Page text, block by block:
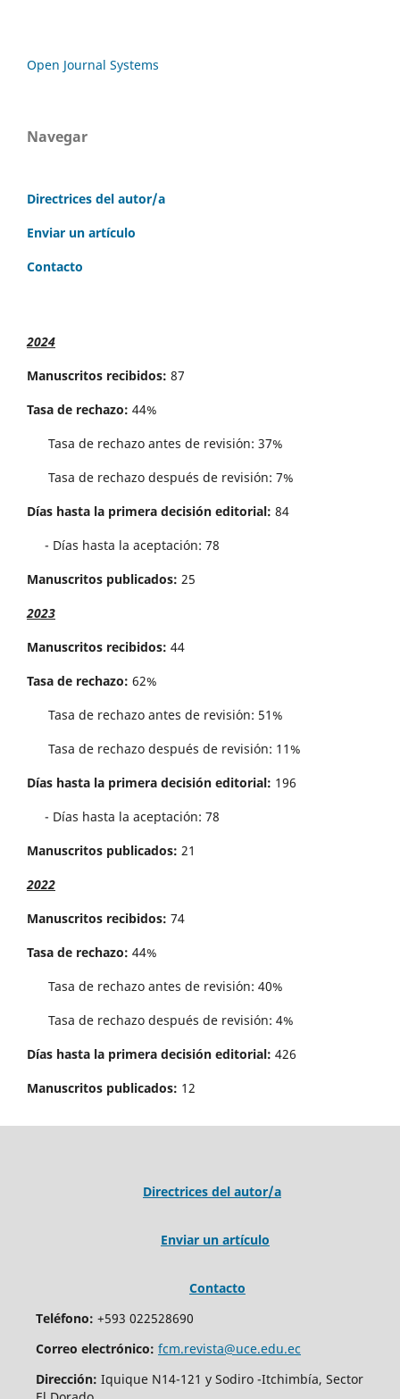
Open Journal Systems
Navegar
Directrices del autor/a
Enviar un artículo
Contacto
2024
Manuscritos recibidos: 87
Tasa de rechazo: 44%
Tasa de rechazo antes de revisi´on: 37%
Tasa de rechazo después de revisión: 7%
Días hasta la primera decisión editorial: 84
- Días hasta la aceptación: 78
Manuscritos publicados: 25
2023
Manuscritos recibidos: 44
Tasa de rechazo: 62%
Tasa de rechazo antes de revisi´on: 51%
Tasa de rechazo después de revisión: 11%
Días hasta la primera decisión editorial: 196
- Días hasta la aceptación: 78
Manuscritos publicados: 21
2022
Manuscritos recibidos: 74
Tasa de rechazo: 44%
Tasa de rechazo antes de revisi´on: 40%
Tasa de rechazo después de revisión: 4%
Días hasta la primera decisión editorial: 426
Manuscritos publicados: 12
Directrices del autor/a
Enviar un artículo
Contacto
Teléfono: +593 022528690
Correo electrónico: fcm.revista@uce.edu.ec
Dirección: Iquique N14-121 y Sodiro -Itchimbía, Sector